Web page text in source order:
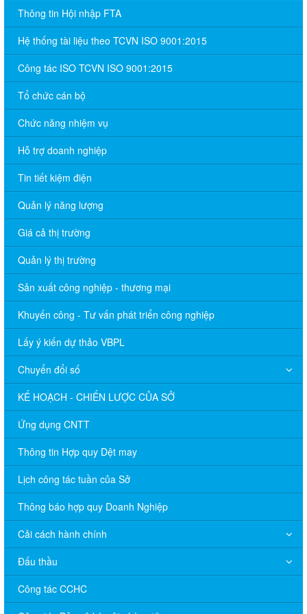
Thông tin Hội nhập FTA
Hệ thống tài liệu theo TCVN ISO 9001:2015
Công tác ISO TCVN ISO 9001:2015
Tổ chức cán bộ
Chức năng nhiệm vụ
Hỗ trợ doanh nghiệp
Tin tiết kiệm điện
Quản lý năng lượng
Giá cả thị trường
Quản lý thị trường
Sản xuất công nghiệp - thương mại
Khuyến công - Tư vấn phát triển công nghiệp
Lấy ý kiến dự thảo VBPL
Chuyển đổi số
KẾ HOẠCH - CHIẾN LƯỢC CỦA SỞ
Ứng dụng CNTT
Thông tin Hợp quy Dệt may
Lịch công tác tuần của Sở
Thông báo hợp quy Doanh Nghiệp
Cải cách hành chính
Đấu thầu
Công tác CCHC